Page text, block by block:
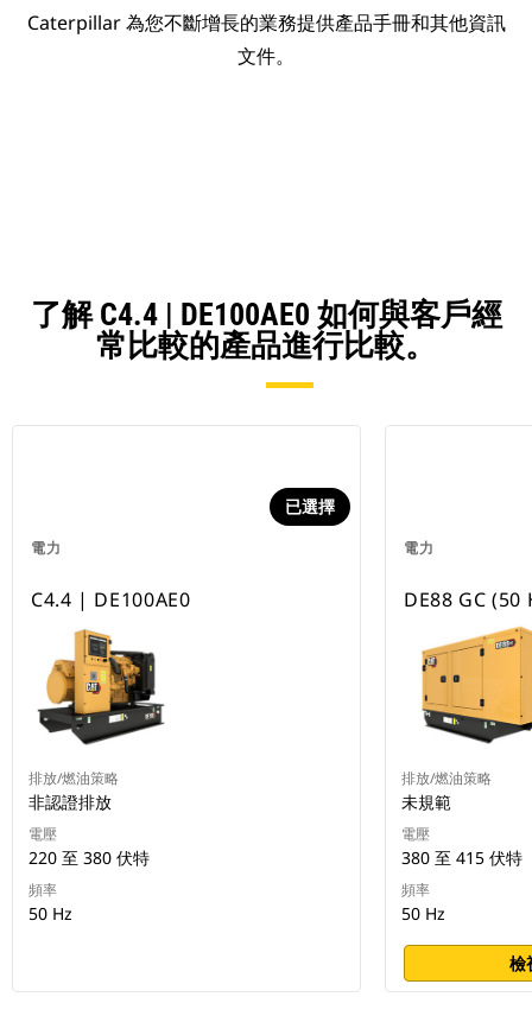
Caterpillar 為您不斷增長的業務提供產品手冊和其他資訊
文件。
了解 C4.4 | DE100AE0 如何與客戶經
常比較的產品進行比較。
電力
已選擇
C4.4 | DE100AE0
排放/燃油策略
非認證排放
電壓
220 至 380 伏特
頻率
50 Hz
電力
DE88 GC (50
排放/燃油策略
未規範
電壓
380 至 415 伏特
頻率
50 Hz
檢